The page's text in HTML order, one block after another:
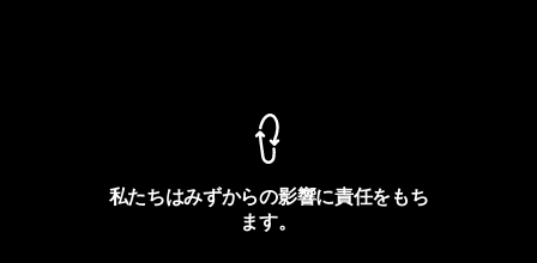
私たちはみずからの影響に責任をもち
ます。